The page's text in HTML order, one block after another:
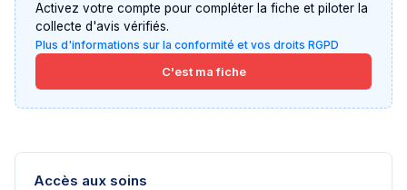
Activez votre compte pour compléter la fiche et piloter la
collecte d'avis vérifiés.
Plus d'informations sur la conformité et vos droits RGPD
C'est ma fiche
Accès aux soins